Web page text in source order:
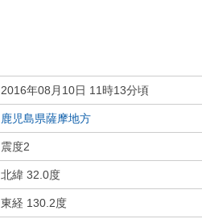
2016年08月10日 11時13分頃
鹿児島県薩摩地方
震度2
北緯 32.0度
東経 130.2度